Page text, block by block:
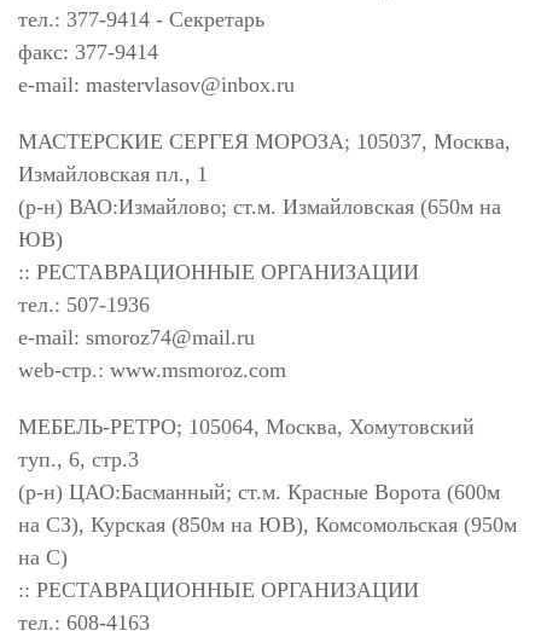
тел.: 377-9414 - Секретарь
факс: 377-9414
e-mail: mastervlasov@inbox.ru
МАСТЕРСКИЕ СЕРГЕЯ МОРОЗА; 105037, Москва,
Измайловская пл., 1
(р-н) ВАО:Измайлово; ст.м. Измайловская (650м на
ЮВ)
:: РЕСТАВРАЦИОННЫЕ ОРГАНИЗАЦИИ
тел.: 507-1936
e-mail: smoroz74@mail.ru
web-стр.: www.msmoroz.com
МЕБЕЛЬ-РЕТРО; 105064, Москва, Хомутовский
туп., 6, стр.3
(р-н) ЦАО:Басманный; ст.м. Красные Ворота (600м
на СЗ), Курская (850м на ЮВ), Комсомольская (950м
на С)
:: РЕСТАВРАЦИОННЫЕ ОРГАНИЗАЦИИ
тел.: 608-4163